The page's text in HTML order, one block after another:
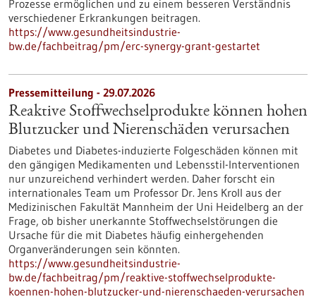
Prozesse ermöglichen und zu einem besseren Verständnis
verschiedener Erkrankungen beitragen.
https://www.gesundheitsindustrie-
bw.de/fachbeitrag/pm/erc-synergy-grant-gestartet
Pressemitteilung - 29.07.2026
Reaktive Stoffwechselprodukte können hohen
Blutzucker und Nierenschäden verursachen
Diabetes und Diabetes-induzierte Folgeschäden können mit
den gängigen Medikamenten und Lebensstil-Interventionen
nur unzureichend verhindert werden. Daher forscht ein
internationales Team um Professor Dr. Jens Kroll aus der
Medizinischen Fakultät Mannheim der Uni Heidelberg an der
Frage, ob bisher unerkannte Stoffwechselstörungen die
Ursache für die mit Diabetes häufig einhergehenden
Organveränderungen sein könnten.
https://www.gesundheitsindustrie-
bw.de/fachbeitrag/pm/reaktive-stoffwechselprodukte-
koennen-hohen-blutzucker-und-nierenschaeden-verursachen